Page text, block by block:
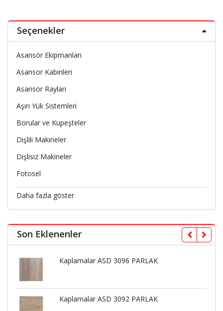
Seçenekler
Asansör Ekipmanları
Asansor Kabinleri
Asansör Rayları
Aşırı Yük Sistemleri
Borular ve Kupeşteler
Dişlili Makineler
Dişlisiz Makineler
Fotosel
Daha fazla göster
Son Eklenenler
Kaplamalar ASD 3096 PARLAK
Kaplamalar ASD 3092 PARLAK